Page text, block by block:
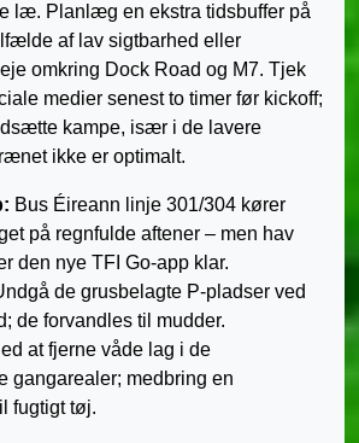
læ. Planlæg en ekstra tidsbuffer på
af lav sigtbarhed eller
omkring Dock Road og M7. Tjek
medier senest to timer før kickoff;
kampe, især i de lavere
ikke er optimalt.
Bus Éireann linje 301/304 kører
på regnfulde aftener – men hav
den nye TFI Go-app klar.
de grusbelagte P-pladser ved
de forvandles til mudder.
at fjerne våde lag i de
gangarealer; medbring en
fugtigt tøj.